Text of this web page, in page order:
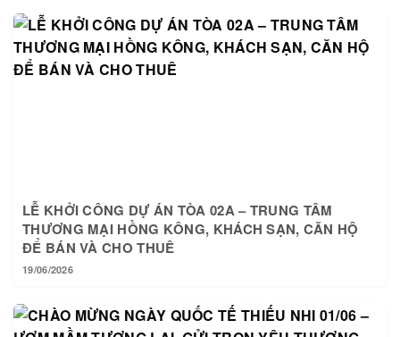
LỄ KHỞI CÔNG DỰ ÁN TÒA 02A – TRUNG TÂM
THƯƠNG MẠI HỒNG KÔNG, KHÁCH SẠN, CĂN HỘ
ĐỂ BÁN VÀ CHO THUÊ
19/06/2026